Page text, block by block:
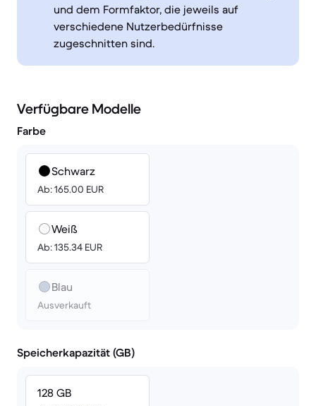
und dem Formfaktor, die jeweils auf
verschiedene Nutzerbedürfnisse
zugeschnitten sind.
Verfügbare Modelle
Farbe
Schwarz
Ab: 165.00 EUR
Weiß
Ab: 135.34 EUR
Blau
Ausverkauft
Speicherkapazität (GB)
128 GB